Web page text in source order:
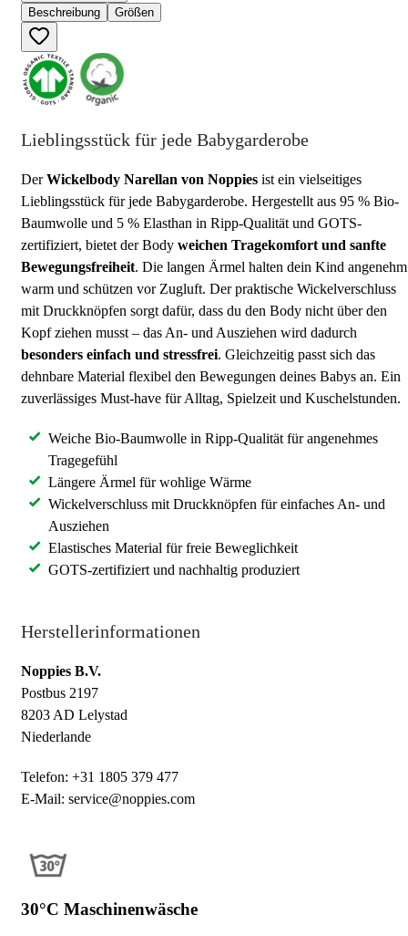
Beschreibung Größen
Lieblingsstück für jede Babygarderobe
DerWickelbody Narellan von Noppies ist ein vielseitiges
Lieblingsstück für jede Babygarderobe. Hergestellt aus 95 % Bio-
Baumwolle und 5 % Elasthan in Ripp-Qualität und GOTS-
zertifiziert, bietet der Body weichen Tragekomfort und sanfte
Bewegungsfreiheit. Die langen Ärmel halten dein Kind angenehm
warm und schützen vor Zugluft. Der praktische Wickelverschluss
mit Druckknöpfen sorgt dafür, dass du den Body nicht über den
Kopf ziehen musst – das An- und Ausziehen wird dadurch
besonders einfach und stressfrei. Gleichzeitig passt sich das
dehnbare Material flexibel den Bewegungen deines Babys an. Ein
zuverlässiges Must-have für Alltag, Spielzeit und Kuschelstunden.
Weiche Bio-Baumwolle in Ripp-Qualität für angenehmes
Tragegefühl
Längere Ärmel für wohlige Wärme
Wickelverschluss mit Druckknöpfen für einfaches An- und
Ausziehen
Elastisches Material für freie Beweglichkeit
GOTS-zertifiziert und nachhaltig produziert
Herstellerinformationen
Noppies B.V.
Postbus 2197
8203 AD Lelystad
Niederlande
Telefon: +31 1805 379 477
E-Mail: service@noppies.com
30°C Maschinenwäsche